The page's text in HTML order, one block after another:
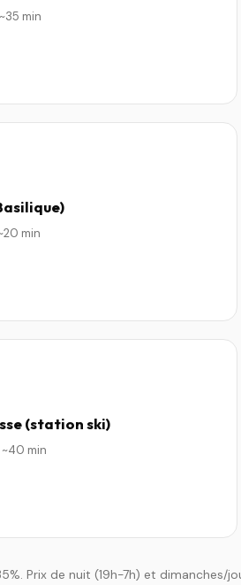
min
min
(station ski)
min
Prix de nuit (19h-7h) et dimanches/